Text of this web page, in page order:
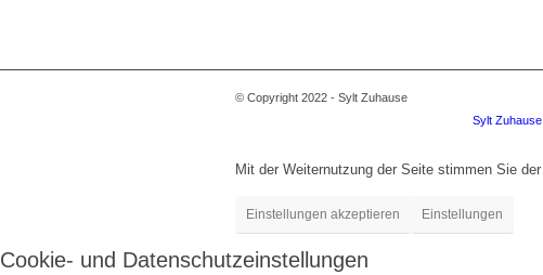
© Copyright 2022 - Sylt Zuhause
Sylt Zuhause
Mit der Weiternutzung der Seite stimmen Sie
Einstellungen akzeptieren Einstellungen
Cookie- und Datenschutzeinstellungen